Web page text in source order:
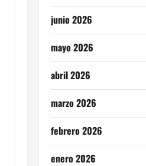
junio 2026
mayo 2026
abril 2026
marzo 2026
febrero 2026
enero 2026